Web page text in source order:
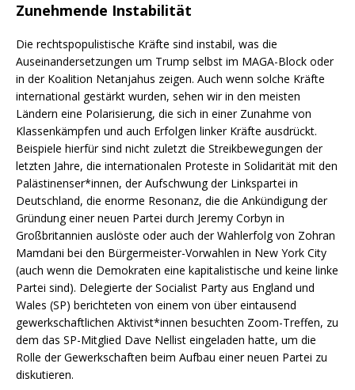
Zunehmende Instabilität
Die rechtspopulistische Kräfte sind instabil, was die
Auseinandersetzungen um Trump selbst im MAGA-Block oder
in der Koalition Netanjahus zeigen. Auch wenn solche Kräfte
international gestärkt wurden, sehen wir in den meisten
Ländern eine Polarisierung, die sich in einer Zunahme von
Klassenkämpfen und auch Erfolgen linker Kräfte ausdrückt.
Beispiele hierfür sind nicht zuletzt die Streikbewegungen der
letzten Jahre, die internationalen Proteste in Solidarität mit den
Palästinenser*innen, der Aufschwung der Linkspartei in
Deutschland, die enorme Resonanz, die die Ankündigung der
Gründung einer neuen Partei durch Jeremy Corbyn in
Großbritannien auslöste oder auch der Wahlerfolg von Zohran
Mamdani bei den Bürgermeister-Vorwahlen in New York City
(auch wenn die Demokraten eine kapitalistische und keine linke
Partei sind). Delegierte der Socialist Party aus England und
Wales (SP) berichteten von einem von über eintausend
gewerkschaftlichen Aktivist*innen besuchten Zoom-Treffen, zu
dem das SP-Mitglied Dave Nellist eingeladen hatte, um die
Rolle der Gewerkschaften beim Aufbau einer neuen Partei zu
diskutieren.